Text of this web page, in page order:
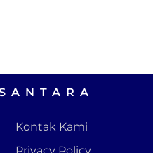
Kontak Kami
Privacy Policy